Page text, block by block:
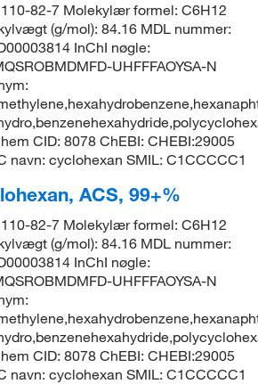
82-7 Molekylær formel: C6H12
(g/mol): 84.16 MDL nummer:
InChI nøgle:
UHFFFAOYSA-N
CID: 8078 ChEBI: CHEBI:29005
navn: cyclohexan SMIL: C1CCCCC1
ACS, 99+%
82-7 Molekylær formel: C6H12
(g/mol): 84.16 MDL nummer:
InChI nøgle:
UHFFFAOYSA-N
CID: 8078 ChEBI: CHEBI:29005
navn: cyclohexan SMIL: C1CCCCC1